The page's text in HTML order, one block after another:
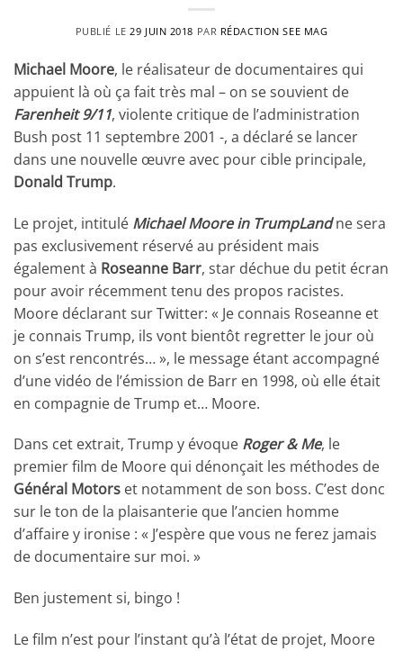
PUBLIÉ LE 29 JUIN 2018 PAR RÉDACTION SEE MAG
Michael Moore, le réalisateur de documentaires qui
appuient là où ça fait très mal – on se souvient de
Farenheit 9/11, violente critique de l’administration
Bush post 11 septembre 2001 -, a déclaré se lancer
dans une nouvelle œuvre avec pour cible principale,
Donald Trump.
Le projet, intitulé Michael Moore in TrumpLandne sera
pas exclusivement réservé au président mais
également à Roseanne Barr, star déchue du petit écran
pour avoir récemment tenu des propos racistes.
Moore déclarant sur Twitter: « Je connais Roseanne et
je connais Trump, ils vont bientôt regretter le jour où
on s’est rencontrés… », le message étant accompagné
d’une vidéo de l’émission de Barr en 1998, où elle était
en compagnie de Trump et… Moore.
Dans cet extrait, Trump y évoque Roger & Me, le
premier film de Moore qui dénonçait les méthodes de
Général Motors et notamment de son boss. C’est donc
sur le ton de la plaisanterie que l’ancien homme
d’affaire y ironise : « J’espère que vous ne ferez jamais
de documentaire sur moi. »
Ben justement si, bingo !
Le film n’est pour l’instant qu’à l’état de projet, Moore